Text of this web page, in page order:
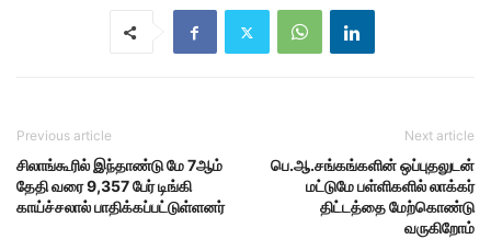
Previous article
சிலாங்கூரில் இந்தாண்டு மே 7ஆம்
தேதி வரை 9,357 பேர் டிங்கி
காய்ச்சலால் பாதிக்கப்பட்டுள்ளனர்
Next article
பெ.ஆ.சங்கங்களின் ஒப்புதலுடன்
மட்டுமே பள்ளிகளில் லாக்கர்
திட்டத்தை மேற்கொண்டு
வருகிறோம்